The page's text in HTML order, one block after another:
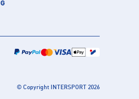
© Copyright INTERSPORT 2026